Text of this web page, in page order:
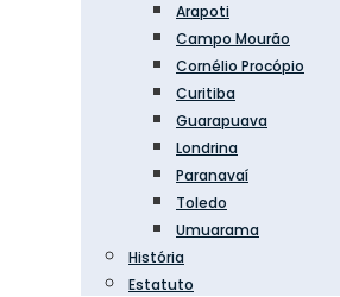
Arapoti
Campo Mourão
Cornélio Procópio
Curitiba
Guarapuava
Londrina
Paranavaí
Toledo
Umuarama
História
Estatuto